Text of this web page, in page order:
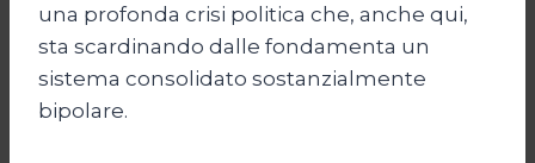
una profonda crisi politica che, anche qui,
sta scardinando dalle fondamenta un
sistema consolidato sostanzialmente
bipolare.